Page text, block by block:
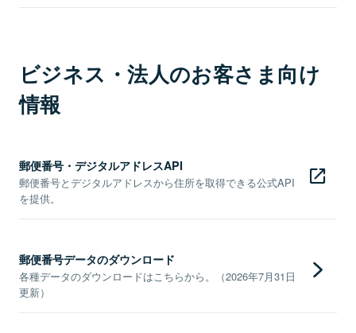
ビジネス・法人のお客さま向け
情報
郵便番号・デジタルアドレスAPI
郵便番号とデジタルアドレスから住所を取得できる公式API
を提供。
郵便番号データのダウンロード
各種データのダウンロードはこちらから。（2026年7月31日
更新）